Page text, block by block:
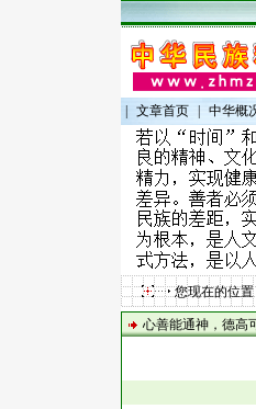
文章首页 中华概
您现在的位
心善能通神，德高